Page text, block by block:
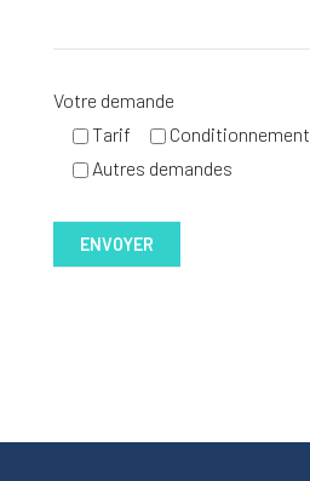
Votre demande
Tarif
Conditionnement
Autres demandes